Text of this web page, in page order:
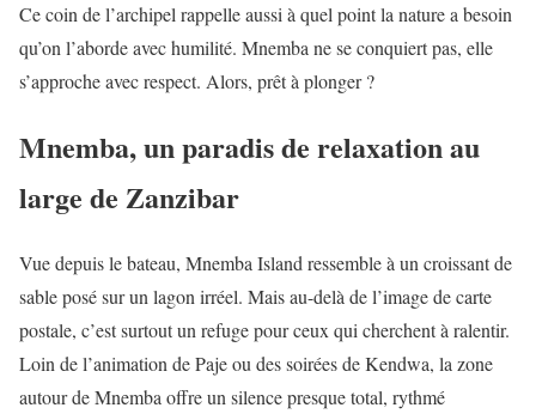
Ce coin de l’archipel rappelle aussi à quel point la nature a besoin
qu’on l’aborde avec humilité. Mnemba ne se conquiert pas, elle
s’approche avec respect. Alors, prêt à plonger ?
Mnemba, un paradis de relaxation au
large de Zanzibar
Vue depuis le bateau, Mnemba Island ressemble à un croissant de
sable posé sur un lagon irréel. Mais au-delà de l’image de carte
postale, c’est surtout un refuge pour ceux qui cherchent à ralentir.
Loin de l’animation de Paje ou des soirées de Kendwa, la zone
autour de Mnemba offre un silence presque total, rythmé